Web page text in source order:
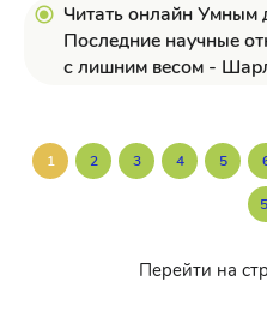
Читать онлайн Умным
Последние научные
с лишним весом -
1 2 3 4 5
Перейти на